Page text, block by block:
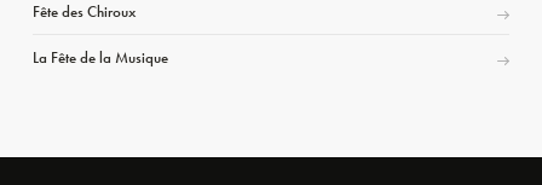
Fête des Chiroux
La Fête de la Musique